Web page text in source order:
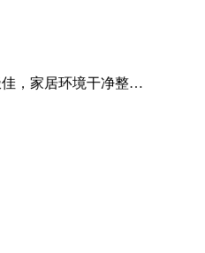
佳，家居环境干净整…